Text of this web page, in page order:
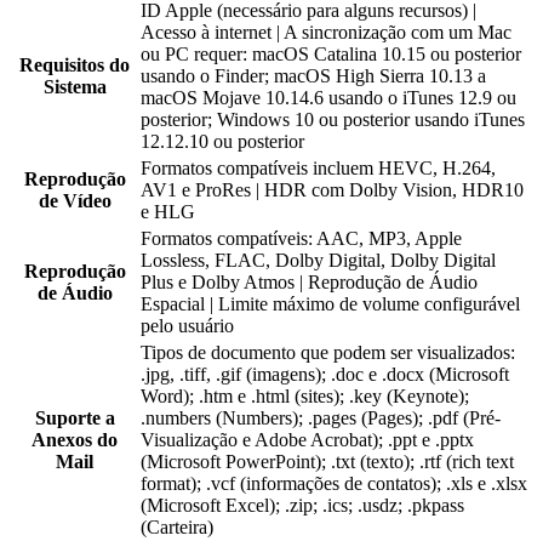
Requisitos do
Sistema
ID Apple (necessário para alguns recursos) |
Acesso à internet | A sincronização com um Mac
ou PC requer: macOS Catalina 10.15 ou posterior
usando o Finder; macOS High Sierra 10.13 a
macOS Mojave 10.14.6 usando o iTunes 12.9 ou
posterior; Windows 10 ou posterior usando iTunes
12.12.10 ou posterior
Reprodução
de Vídeo
Formatos compatíveis incluem HEVC, H.264,
AV1 e ProRes | HDR com Dolby Vision, HDR10
e HLG
Reprodução
de Áudio
Formatos compatíveis: AAC, MP3, Apple
Lossless, FLAC, Dolby Digital, Dolby Digital
Plus e Dolby Atmos | Reprodução de Áudio
Espacial | Limite máximo de volume configurável
pelo usuário
Suporte a
Anexos do
Mail
Tipos de documento que podem ser visualizados:
.jpg, .tiff, .gif (imagens); .doc e .docx (Microsoft
Word); .htm e .html (sites); .key (Keynote);
.numbers (Numbers); .pages (Pages); .pdf (Pré-
Visualização e Adobe Acrobat); .ppt e .pptx
(Microsoft PowerPoint); .txt (texto); .rtf (rich text
format); .vcf (informações de contatos); .xls e .xlsx
(Microsoft Excel); .zip; .ics; .usdz; .pkpass
(Carteira)